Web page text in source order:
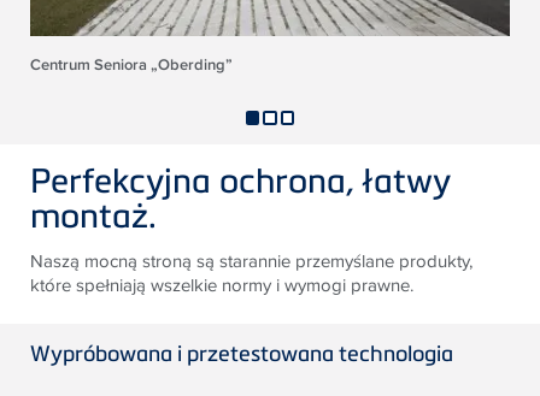
Centrum Seniora „Oberding”
Perfekcyjna ochrona, łatwy
montaż.
Naszą mocną stroną są starannie przemyślane produkty,
które spełniają wszelkie normy i wymogi prawne.
Wypróbowana i przetestowana technologia